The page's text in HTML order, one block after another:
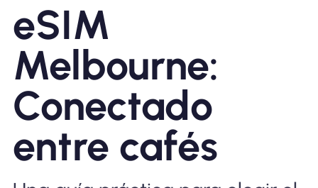
Acerca de eSIM
Por qué la eSIM Nomad
eSIM
Melbourne:
Conectado
entre cafés